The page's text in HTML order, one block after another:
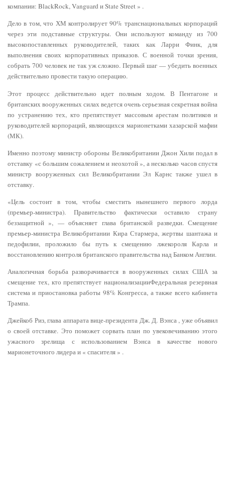
компании: BlackRock, Vanguard и State Street » .
Дело в том, что ХМ контролирует 90% транснациональных корпораций
через эти подставные структуры. Они используют команду из 700
высокопоставленных руководителей, таких как Ларри Финк, для
выполнения своих корпоративных приказов. С военной точки зрения,
собрать 700 человек не так уж сложно. Первый шаг — убедить военных
действительно провести такую ​​операцию.
Этот процесс действительно идет полным ходом. В Пентагоне и
британских вооруженных силах ведется очень серьезная секретная война
по устранению тех, кто препятствует массовым арестам политиков и
руководителей корпораций, являющихся марионетками хазарской мафии
(МК).
Именно поэтому министр обороны Великобритании Джон Хили подал в
отставку «с большим сожалением и неохотой », а несколько часов спустя
министр вооруженных сил Великобритании Эл Карнс также ушел в
отставку.
«Цель состоит в том, чтобы сместить нынешнего первого лорда
(премьер-министра). Правительство фактически оставило страну
беззащитной », — объясняет глава британской разведки. Смещение
премьер-министра Великобритании Кира Стармера, жертвы шантажа и
педофилии, проложило бы путь к смещению лжекороля Карла и
восстановлению контроля британского правительства над Банком Англии.
Аналогичная борьба разворачивается в вооруженных силах США за
смещение тех, кто препятствует национализацииФедеральная резервная
система и приостановка работы 98% Конгресса, а также всего кабинета
Трампа.
Джейкоб Риз, глава аппарата вице-президента Дж. Д. Вэнса , уже объявил
о своей отставке. Это поможет сорвать план по увековечиванию этого
ужасного зрелища с использованием Вэнса в качестве нового
марионеточного лидера и « спасителя » .